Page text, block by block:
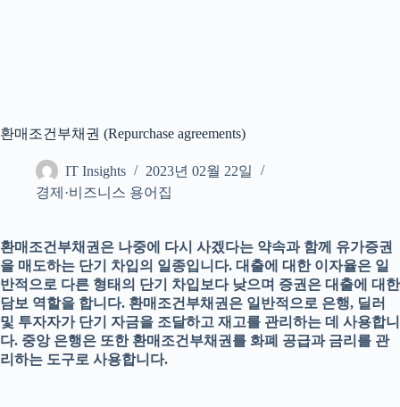
환매조건부채권 (Repurchase agreements)
IT Insights
2023년 02월 22일
경제·비즈니스 용어집
환매조건부채권은 나중에 다시 사겠다는 약속과 함께 유가증권
을 매도하는 단기 차입의 일종입니다. 대출에 대한 이자율은 일
반적으로 다른 형태의 단기 차입보다 낮으며 증권은 대출에 대한
담보 역할을 합니다. 환매조건부채권은 일반적으로 은행, 딜러
및 투자자가 단기 자금을 조달하고 재고를 관리하는 데 사용합니
다. 중앙 은행은 또한 환매조건부채권를 화폐 공급과 금리를 관
리하는 도구로 사용합니다.